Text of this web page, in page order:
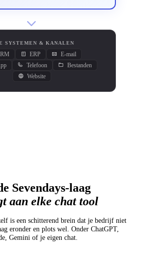
SYSTEMEN & KANALEN
ERP
E-mail
Telefoon
Bestanden
Website
Sevendays-laag
aan elke chat tool
is een schitterend brein dat je bedrijf niet
eronder en plots wel. Onder ChatGPT,
Gemini of je eigen chat.